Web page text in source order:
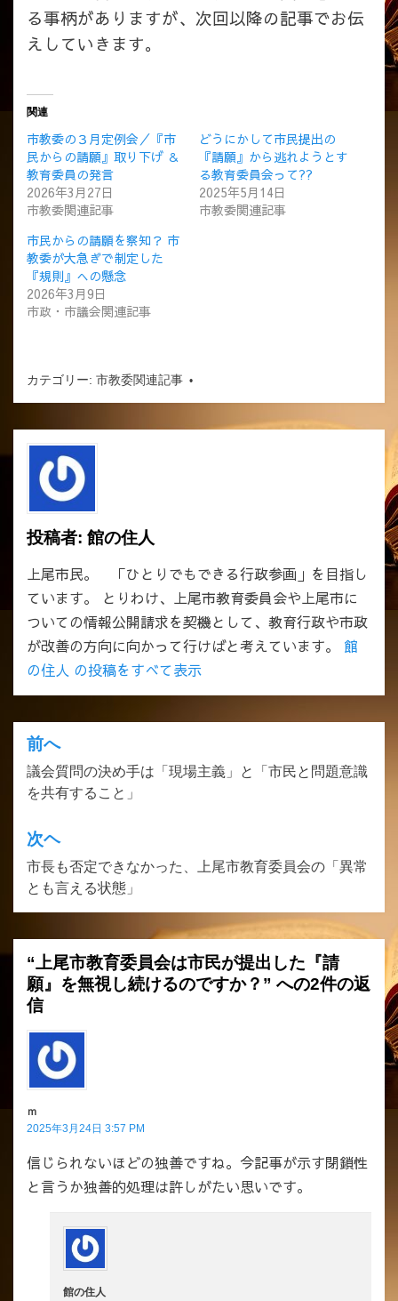
る事柄がありますが、次回以降の記事でお伝
えしていきます。
関連
市教委の３月定例会／『市
民からの請願』取り下げ ＆
教育委員の発言
2026年3月27日
市教委関連記事
どうにかして市民提出の
『請願』から逃れようとす
る教育委員会って??
2025年5月14日
市教委関連記事
市民からの請願を察知？ 市
教委が大急ぎで制定した
『規則』への懸念
2026年3月9日
市政・市議会関連記事
カテゴリー: 市教委関連記事
投稿者: 館の住人
上尾市民。 「ひとりでもできる行政参画」を目指し
ています。 とりわけ、上尾市教育委員会や上尾市に
ついての情報公開請求を契機として、教育行政や市政
が改善の方向に向かって行けばと考えています。 館
の住人 の投稿をすべて表示
投
稿
ナ
ビ
ゲ
ー
ョ
ン
前へ
議会質問の決め手は「現場主義」と「市民と問題意識
を共有すること」
次ヘ
市長も否定できなかった、上尾市教育委員会の「異常
とも言える状態」
“上尾市教育委員会は市民が提出した『請
願』を無視し続けるのですか？” への2件の返
信
ｍ
2025年3月24日 3:57 PM
信じられないほどの独善ですね。今記事が示す閉鎖性
と言うか独善的処理は許しがたい思いです。
館の住人